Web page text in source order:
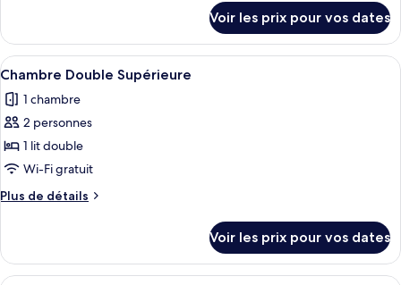
Chambre
Double
Standard
le
type
de
Chambre
Double
Voir les prix pour vos dates
Afficher
toutes
les
photos
pour
ce
type
de
Chambre
Double
1
Chambre Double Supérieure
1 chambre
2 personnes
1 lit double
Wi-Fi gratuit
Plus de détails
Plus
le
type
Voir les prix pour vos dates
Chambre Supérieure avec lits jumeaux